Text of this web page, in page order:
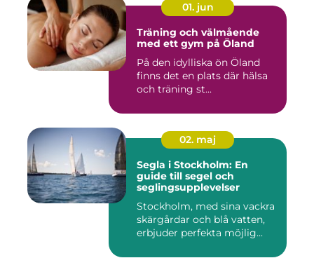
01. jun
Träning och välmående
med ett gym på Öland
På den idylliska ön Öland
finns det en plats där hälsa
och träning st...
02. maj
Segla i Stockholm: En
guide till segel och
seglingsupplevelser
Stockholm, med sina vackra
skärgårdar och blå vatten,
erbjuder perfekta möjlig...